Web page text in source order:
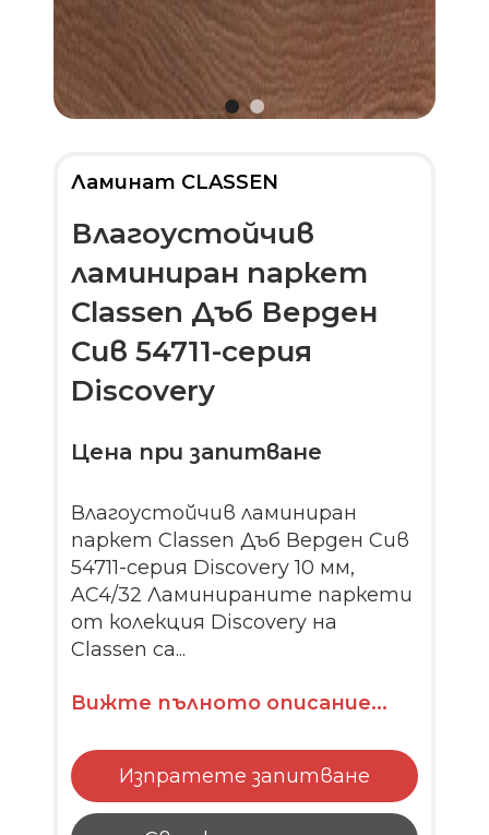
Ламинат CLASSEN
Влагоустойчив
ламиниран паркет
Classen Дъб Верден
Сив 54711-серия
Discovery
Цена при запитване
Влагоустойчив ламиниран
паркет Classen Дъб Верден Сив
54711-серия Discovery 10 мм,
AC4/32 Ламинираните паркети
от колекция Discovery на
Classen са...
Вижте пълното описание...
Изпратете запитване